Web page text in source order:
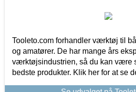
Tooleto.com forhandler værktøj til
og amatører. De har mange års
værktøjsindustrien, så du kan være
bedste produkter. Klik her for at se